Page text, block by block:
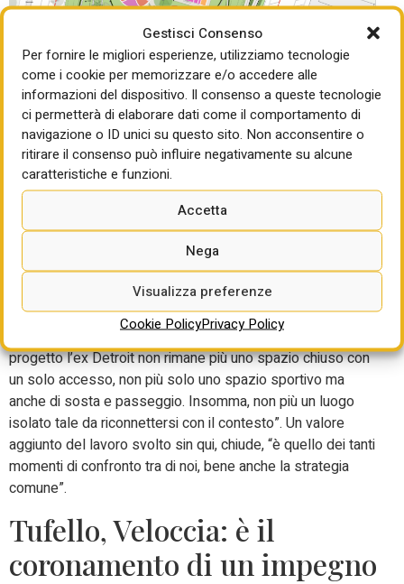
Gestisci Consenso
Per fornire le migliori esperienze, utilizziamo tecnologie
come i cookie per memorizzare e/o accedere alle
informazioni del dispositivo. Il consenso a queste tecnologie
ci permetterà di elaborare dati come il comportamento di
navigazione o ID unici su questo sito. Non acconsentire o
ritirare il consenso può influire negativamente su alcune
caratteristiche e funzioni.
Accetta
Nega
Visualizza preferenze
Cookie PolicyPrivacy Policy
Ne parla a questo giornale anche la progettista Sara
Pivetta, Prr Architetti. La quale ricorda come il Tufello sia
interessato anche da un progetto europeo Horizon per
riqualificare le aree adiacenti all’ex Detroit, di cui si parlerà
a ottobre. “Il tema vero del masterplan è la riqualificazione
delle strade pubbliche”, racconta. Da qui, il lavoro prezioso
che dovrà esser fatto in tema di alberature e creazione di
aree fresche. “Non è più una questione di mero decoro
urbano ma di vivibilità degli spazi”. Per Pivetta, “con questo
progetto l’ex Detroit non rimane più uno spazio chiuso con
un solo accesso, non più solo uno spazio sportivo ma
anche di sosta e passeggio. Insomma, non più un luogo
isolato tale da riconnettersi con il contesto”. Un valore
aggiunto del lavoro svolto sin qui, chiude, “è quello dei tanti
momenti di confronto tra di noi, bene anche la strategia
comune”.
Tufello, Veloccia: è il
coronamento di un impegno